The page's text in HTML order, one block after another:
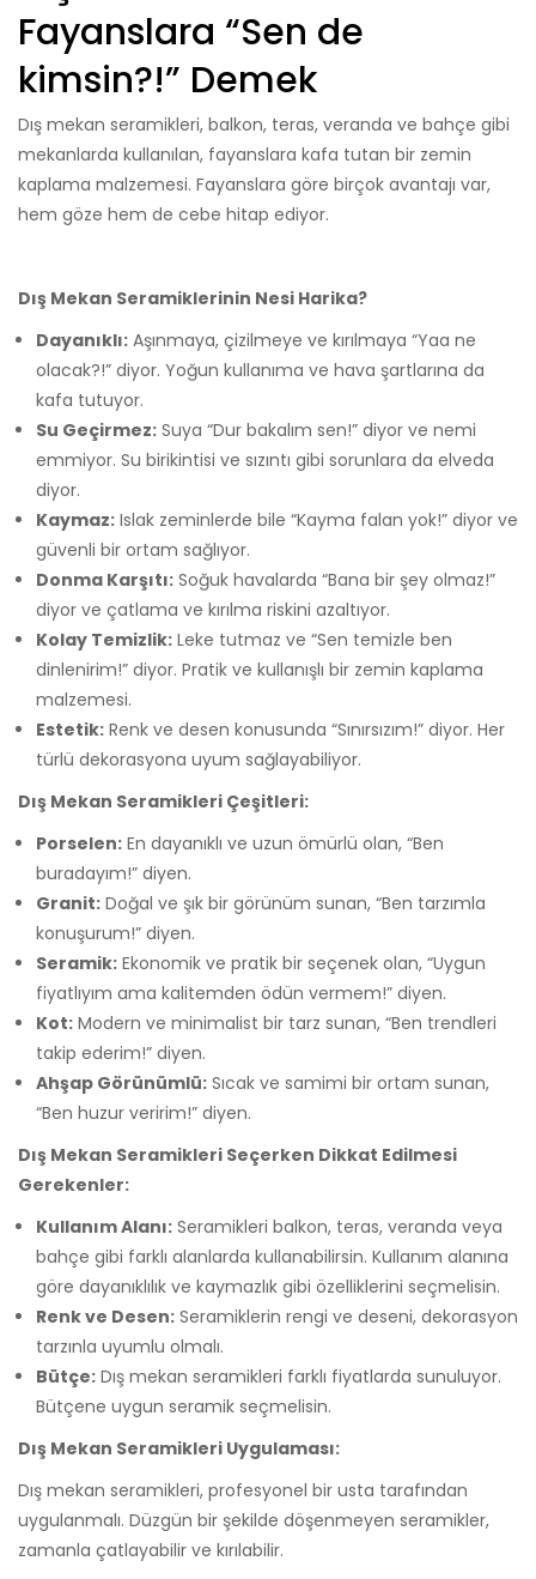
Fayanslara “Sen de
kimsin?!” Demek
Dış mekan seramikleri, balkon, teras, veranda ve bahçe gibi
mekanlarda kullanılan, fayanslara kafa tutan bir zemin
kaplama malzemesi. Fayanslara göre birçok avantajı var,
hem göze hem de cebe hitap ediyor.
Dış Mekan Seramiklerinin Nesi Harika?
Dayanıklı: Aşınmaya, çizilmeye ve kırılmaya “Yaa ne
olacak?!” diyor. Yoğun kullanıma ve hava şartlarına da
kafa tutuyor.
Su Geçirmez: Suya “Dur bakalım sen!” diyor ve nemi
emmiyor. Su birikintisi ve sızıntı gibi sorunlara da elveda
diyor.
Kaymaz: Islak zeminlerde bile “Kayma falan yok!” diyor ve
güvenli bir ortam sağlıyor.
Donma Karşıtı: Soğuk havalarda “Bana bir şey olmaz!”
diyor ve çatlama ve kırılma riskini azaltıyor.
Kolay Temizlik: Leke tutmaz ve “Sen temizle ben
dinlenirim!” diyor. Pratik ve kullanışlı bir zemin kaplama
malzemesi.
Estetik: Renk ve desen konusunda “Sınırsızım!” diyor. Her
türlü dekorasyona uyum sağlayabiliyor.
Dış Mekan Seramikleri Çeşitleri:
Porselen: En dayanıklı ve uzun ömürlü olan, “Ben
buradayım!” diyen.
Granit: Doğal ve şık bir görünüm sunan, “Ben tarzımla
konuşurum!” diyen.
Seramik: Ekonomik ve pratik bir seçenek olan, “Uygun
fiyatlıyım ama kalitemden ödün vermem!” diyen.
Kot: Modern ve minimalist bir tarz sunan, “Ben trendleri
takip ederim!” diyen.
Ahşap Görünümlü: Sıcak ve samimi bir ortam sunan,
“Ben huzur veririm!” diyen.
Dış Mekan Seramikleri Seçerken Dikkat Edilmesi
Gerekenler:
Kullanım Alanı: Seramikleri balkon, teras, veranda veya
bahçe gibi farklı alanlarda kullanabilirsin. Kullanım alanına
göre dayanıklılık ve kaymazlık gibi özelliklerini seçmelisin.
Renk ve Desen: Seramiklerin rengi ve deseni, dekorasyon
tarzınla uyumlu olmalı.
Bütçe: Dış mekan seramikleri farklı fiyatlarda sunuluyor.
Bütçene uygun seramik seçmelisin.
Dış Mekan Seramikleri Uygulaması:
Dış mekan seramikleri, profesyonel bir usta tarafından
uygulanmalı. Düzgün bir şekilde döşenmeyen seramikler,
zamanla çatlayabilir ve kırılabilir.